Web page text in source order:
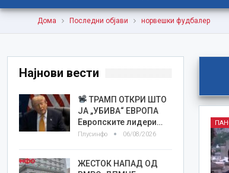
Дома Последни објави норвешки фудбалер
Најнови вести
ТРАМП ОТКРИ ШТО
ЈА „УБИВА“ ЕВРОПА
Европските лидери…
Плусинфо 06/08/2026
ЖЕСТОК НАПАД ОД